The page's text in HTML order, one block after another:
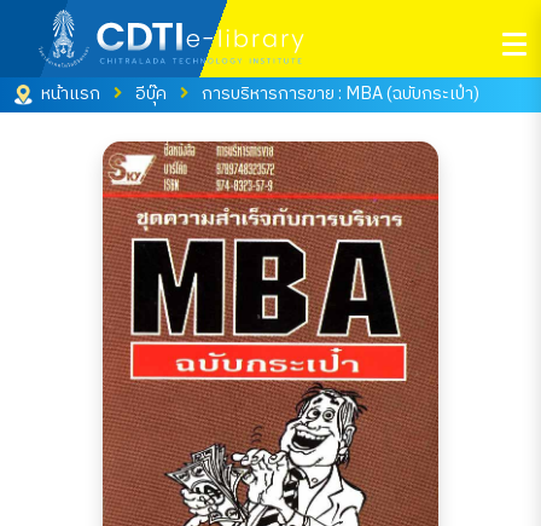
หน้าแรก อีบุ๊ค การบริหารการขาย : MBA (ฉบับกระเป๋า)